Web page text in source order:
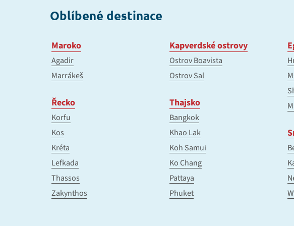
Oblíbené destinace
Maroko
Agadir
Marrákeš
Řecko
Korfu
Kos
Kréta
Lefkada
Thassos
Zakynthos
Kapverdské ostrovy
Ostrov Boavista
Ostrov Sal
Thajsko
Bangkok
Khao Lak
Koh Samui
Ko Chang
Pattaya
Phuket